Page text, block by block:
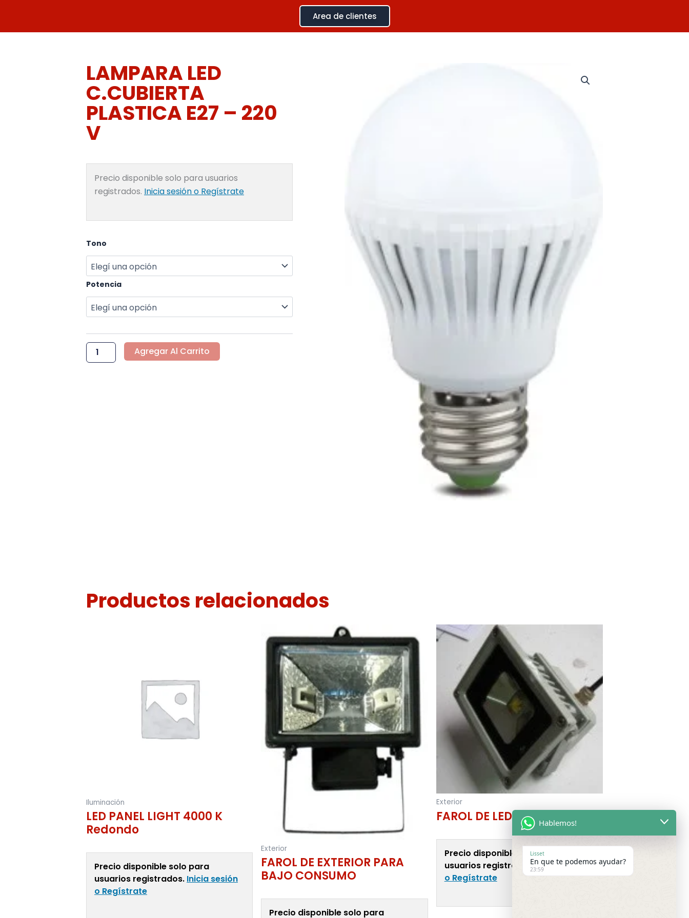
contenido
Area de clientes
LAMPARA LED
C.CUBIERTA
PLASTICA E27 – 220
V
Precio disponible solo para usuarios
registrados. Inicia sesión o Regístrate
Tono
Potencia
LAMPARA
C.CUBIERTA
PLASTICA
E27
220
Agregar Al Carrito
Productos relacionados
Iluminación
LED PANEL LIGHT 4000 K
Redondo
Precio disponible solo para
usuarios registrados. Inicia sesión
o Regístrate
Exterior
FAROL DE EXTERIOR PARA
BAJO CONSUMO
Precio disponible solo para
Exterior
FAROL DE LED – 6400 K
Precio disponible solo para
usuarios registrados.Inicia sesión
o Regístrate
Hablemos!
Lisset
En que te podemos ayudar?
23:59